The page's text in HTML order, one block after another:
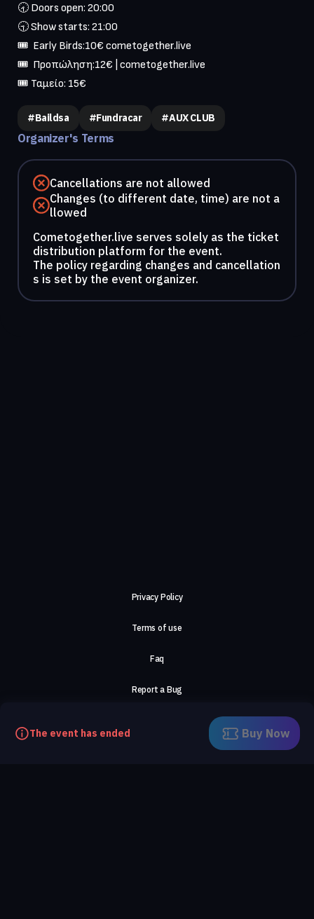
🕣 Doors open: 20:00
🕤 Show starts: 21:00
🎟  Early Birds:10€ cometogether.live
🎟  Προπώληση:12€ | cometogether.live
🎟 Ταμείο: 15€
#Baildsa #Fundracar #AUX CLUB
Organizer's Terms
Cancellations are not allowed
Changes (to different date, time) are not a
llowed
Cometogether.live serves solely as the ticket
distribution platform for the event.
The policy regarding changes and cancellation
s is set by the event organizer.
The event has ended Buy Now
Privacy Policy
Terms of use
Faq
Report a Bug